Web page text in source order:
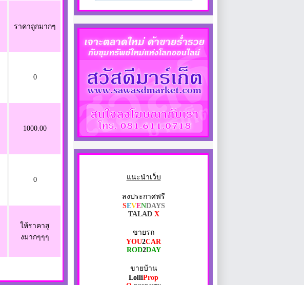
ราคาถูกมากๆ
0
1000.00
0
ให้ราคาสู
งมากๆๆๆ
แนะนำเว็บ
ลงประกาศฟรี
SEVENDAYS
TALADX
ขายรถ
YOU2CAR
ROD2DAY
ขายบ้าน
LolliProp